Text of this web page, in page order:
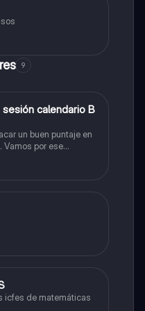
9
calendario B
un buen puntaje en
Vamos por ese
en la universidad que
quieres y no la que te
icfes de matemáticas